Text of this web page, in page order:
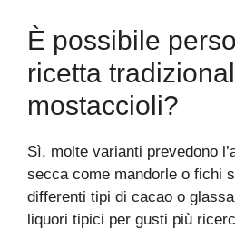
È possibile
ricetta
mostaccioli?
Sì, molte varianti prevedono
secca come mandorle o fichi
differenti tipi di cacao o
liquori tipici per gusti più